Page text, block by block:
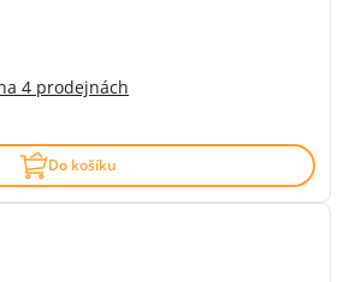
4 prodejnách
Do košíku